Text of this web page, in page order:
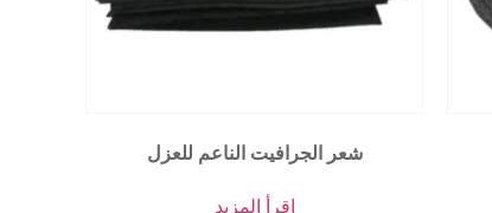
شعر الجرافيت الناعم للعزل
اقرأ المزيد